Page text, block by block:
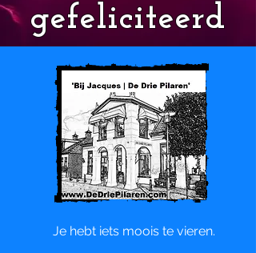
gefeliciteerd
Je hebt iets moois te vieren.